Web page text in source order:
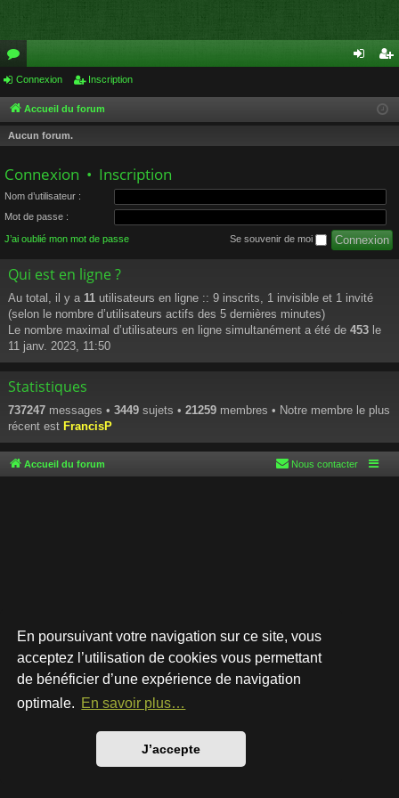
En poursuivant votre navigation sur ce site, vous
acceptez l’utilisation de cookies vous permettant
de bénéficier d’une expérience de navigation
optimale. En savoir plus…
J’accepte
or
u
m
cri
Connexion Inscription
Accueil du forum
Aucun forum.
Connexion • Inscription
Nom d’utilisateur :
Mot de passe :
J’ai oublié mon mot de passe Se souvenir de moi
Qui est en ligne ?
Au total, il y a 11 utilisateurs en ligne :: 9 inscrits, 1 invisible et 1 invité
(selon le nombre d’utilisateurs actifs des 5 dernières minutes)
Le nombre maximal d’utilisateurs en ligne simultanément a été de 453 le
11 janv. 2023, 11:50
Statistiques
737247 messages • 3449 sujets • 21259 membres • Notre membre le plus
récent est FrancisP
Accueil du forum Nous contacter
Développé parphpBB® Forum Software © phpBB Limited
Style par
Traduction française officielle